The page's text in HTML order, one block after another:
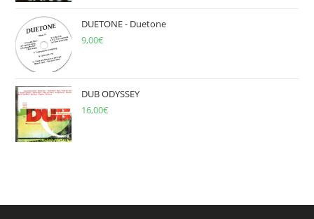
DUETONE - Duetone
9,00€
DUB ODYSSEY
16,00€